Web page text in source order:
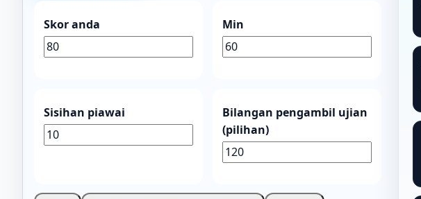
Skor anda Min
Sisihan piawai
Bilangan pengambil ujian
(pilihan)